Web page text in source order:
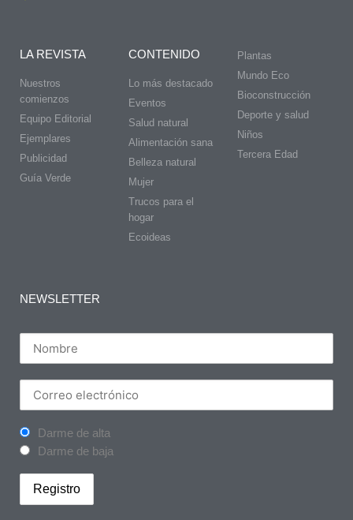
LA REVISTA
Nuestros
comienzos
Equipo Editorial
Ejemplares
Publicidad
Guía Verde
CONTENIDO
Lo más destacado
Eventos
Salud natural
Alimentación sana
Belleza natural
Mujer
Trucos para el
hogar
Ecoideas
Plantas
Mundo Eco
Bioconstrucción
Deporte y salud
Niños
Tercera Edad
NEWSLETTER
Darme de alta
Darme de baja